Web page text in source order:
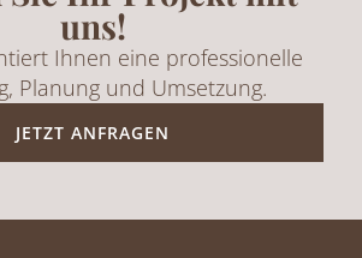
uns!
Ihnen eine professionelle
Planung und Umsetzung.
JETZT ANFRAGEN